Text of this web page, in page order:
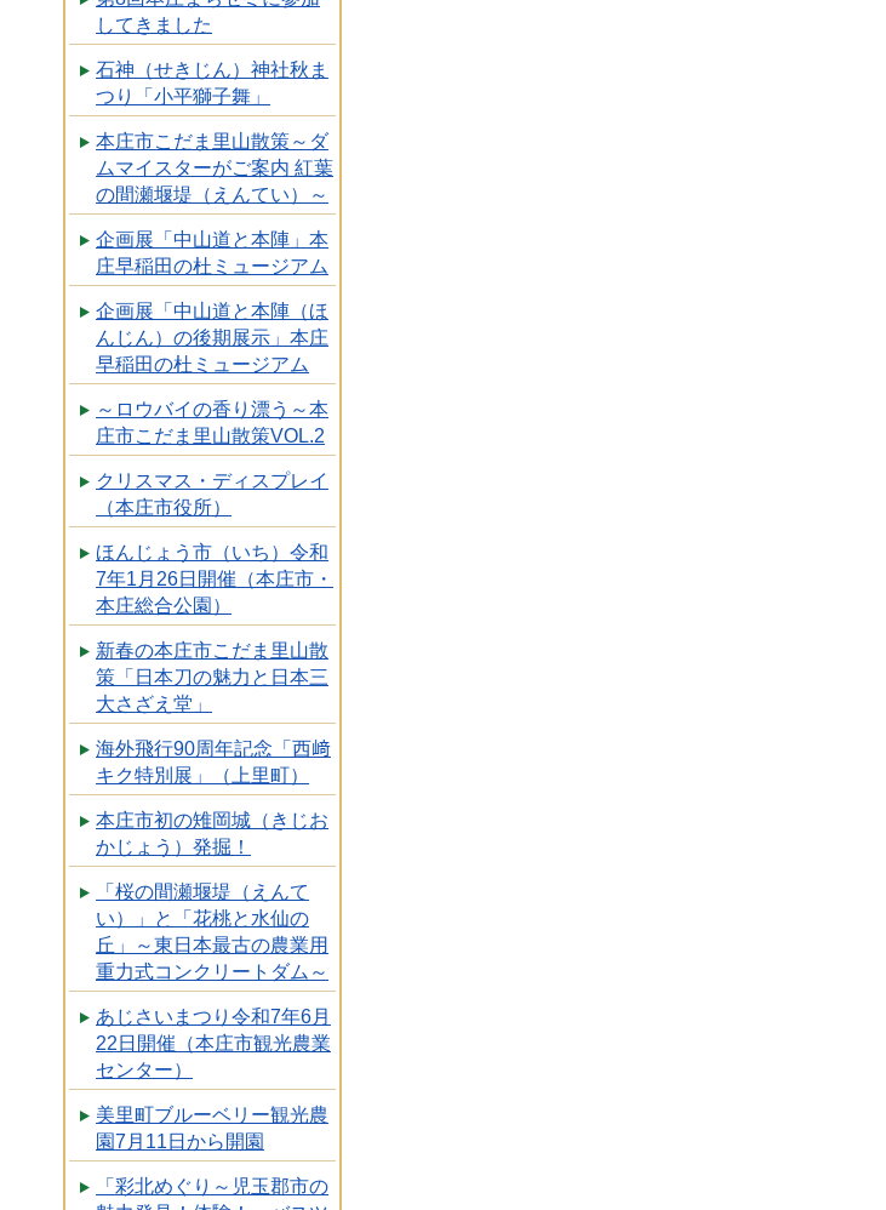
してきました
石神（せきじん）神社秋ま
つり「小平獅子舞」
本庄市こだま里山散策～ダ
ムマイスターがご案内 紅葉
の間瀬堰堤（えんてい）～
企画展「中山道と本陣」本
庄早稲田の杜ミュージアム
企画展「中山道と本陣（ほ
んじん）の後期展示」本庄
早稲田の杜ミュージアム
～ロウバイの香り漂う～本
庄市こだま里山散策VOL.2
クリスマス・ディスプレイ
（本庄市役所）
ほんじょう市（いち）令和
7年1月26日開催（本庄市・
本庄総合公園）
新春の本庄市こだま里山散
策「日本刀の魅力と日本三
大さざえ堂」
海外飛行90周年記念「西﨑
キク特別展」（上里町）
本庄市初の雉岡城（きじお
かじょう）発掘！
「桜の間瀬堰堤（えんて
い）」と「花桃と水仙の
丘」～東日本最古の農業用
重力式コンクリートダム～
あじさいまつり令和7年6月
22日開催（本庄市観光農業
センター）
美里町ブルーベリー観光農
園7月11日から開園
「彩北めぐり～児玉郡市の